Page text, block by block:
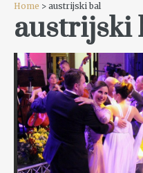
Home > austrijski bal
austrijski